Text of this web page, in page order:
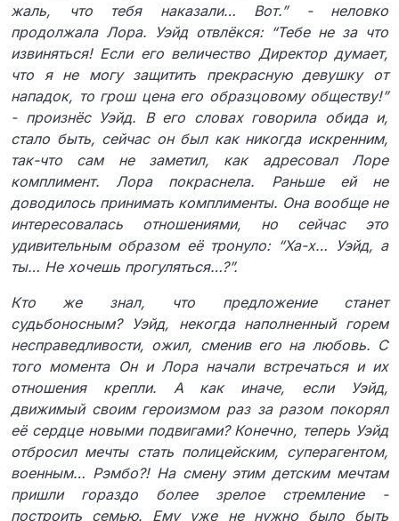
жаль, что тебя наказали… Вот.” - неловко
продолжала Лора. Уэйд отвлёкся: “Тебе не за что
извиняться! Если его величество Директор думает,
что я не могу защитить прекрасную девушку от
нападок, то грош цена его образцовому обществу!”
- произнёс Уэйд. В его словах говорила обида и,
стало быть, сейчас он был как никогда искренним,
так-что сам не заметил, как адресовал Лоре
комплимент. Лора покраснела. Раньше ей не
доводилось принимать комплименты. Она вообще не
интересовалась отношениями, но сейчас это
удивительным образом её тронуло: “Ха-х… Уэйд, а
ты… Не хочешь прогуляться…?”.
Кто же знал, что предложение станет
судьбоносным? Уэйд, некогда наполненный горем
несправедливости, ожил, сменив его на любовь. С
того момента Он и Лора начали встречаться и их
отношения крепли. А как иначе, если Уэйд,
движимый своим героизмом раз за разом покорял
её сердце новыми подвигами? Конечно, теперь Уэйд
отбросил мечты стать полицейским, суперагентом,
военным… Рэмбо?! На смену этим детским мечтам
пришли гораздо более зрелое стремление -
построить семью. Ему уже не нужно было быть